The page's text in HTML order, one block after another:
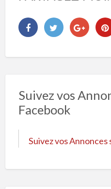
Suivez vos
Facebook
Suivez vos Annonces